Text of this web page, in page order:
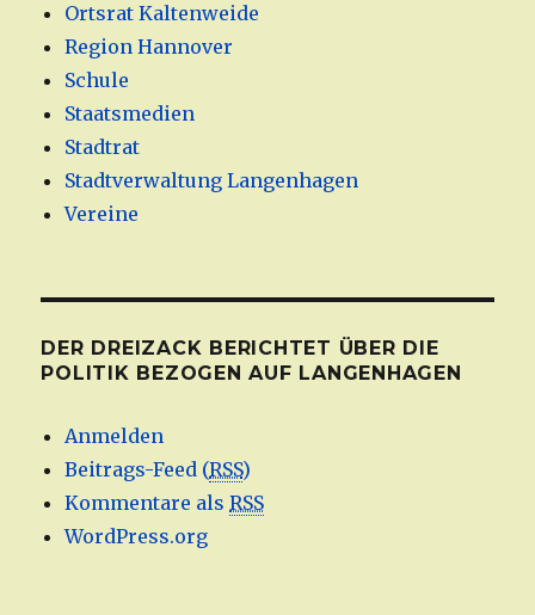
Ortsrat Kaltenweide
Region Hannover
Schule
Staatsmedien
Stadtrat
Stadtverwaltung Langenhagen
Vereine
DER DREIZACK BERICHTET ÜBER DIE
POLITIK BEZOGEN AUF LANGENHAGEN
Anmelden
Beitrags-Feed (RSS)
Kommentare alsRSS
WordPress.org